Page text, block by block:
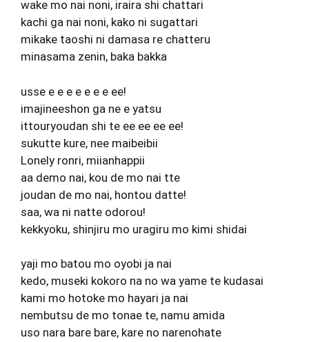
wake mo nai noni, iraira shi chattari
kachi ga nai noni, kako ni sugattari
mikake taoshi ni damasa re chatteru
minasama zenin, baka bakka
usse e e e e e e e ee!
imajineeshon ga ne e yatsu
ittouryoudan shi te ee ee ee ee!
sukutte kure, nee maibeibii
Lonely ronri, miianhappii
aa demo nai, kou de mo nai tte
joudan de mo nai, hontou datte!
saa, wa ni natte odorou!
kekkyoku, shinjiru mo uragiru mo kimi shidai
yaji mo batou mo oyobi ja nai
kedo, museki kokoro na no wa yame te kudasai
kami mo hotoke mo hayari ja nai
nembutsu de mo tonae te, namu amida
uso nara bare bare, kare no narenohate